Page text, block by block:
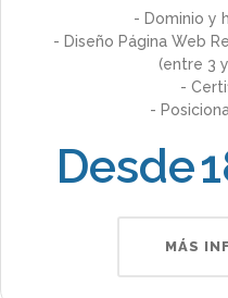
- Dominio y
- Diseño Página Web
(entre 3
-
-
Desde
MÁS